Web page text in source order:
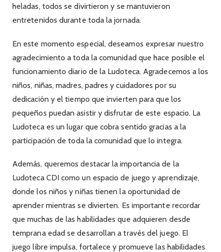
heladas, todos se divirtieron y se mantuvieron
entretenidos durante toda la jornada.
En este momento especial, deseamos expresar nuestro
agradecimiento a toda la comunidad que hace posible el
funcionamiento diario de la Ludoteca. Agradecemos a los
niños, niñas, madres, padres y cuidadores por su
dedicación y el tiempo que invierten para que los
pequeños puedan asistir y disfrutar de este espacio. La
Ludoteca es un lugar que cobra sentido gracias a la
participación de toda la comunidad que lo integra.
Además, queremos destacar la importancia de la
Ludoteca CDI como un espacio de juego y aprendizaje,
donde los niños y niñas tienen la oportunidad de
aprender mientras se divierten. Es importante recordar
que muchas de las habilidades que adquieren desde
temprana edad se desarrollan a través del juego. El
juego libre impulsa, fortalece y promueve las habilidades